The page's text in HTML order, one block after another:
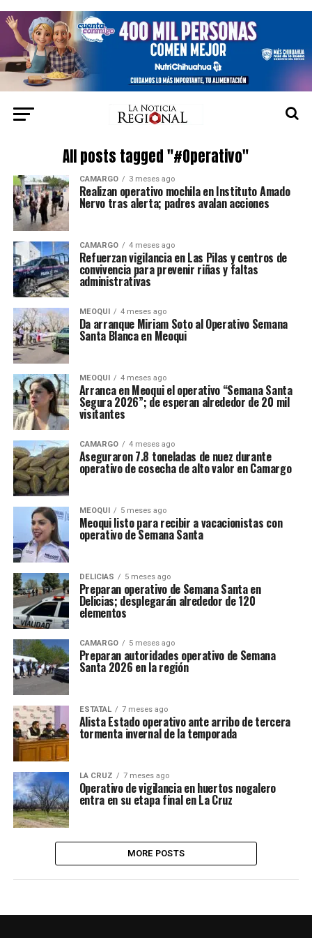
All posts tagged "#Operativo"
CAMARGO 3 meses ago
Realizan operativo mochila en Instituto Amado
Nervo tras alerta; padres avalan acciones
CAMARGO 4 meses ago
Refuerzan vigilancia en Las Pilas y centros de
convivencia para prevenir riñas y faltas
administrativas
MEOQUI 4 meses ago
Da arranque Miriam Soto al Operativo Semana
Santa Blanca en Meoqui
MEOQUI 4 meses ago
Arranca en Meoqui el operativo “Semana Santa
Segura 2026”; de esperan alrededor de 20 mil
visitantes
CAMARGO 4 meses ago
Aseguraron 7.8 toneladas de nuez durante
operativo de cosecha de alto valor en Camargo
MEOQUI 5 meses ago
Meoqui listo para recibir a vacacionistas con
operativo de Semana Santa
DELICIAS 5 meses ago
Preparan operativo de Semana Santa en
Delicias; desplegarán alrededor de 120
elementos
CAMARGO 5 meses ago
Preparan autoridades operativo de Semana
Santa 2026 en la región
ESTATAL 7 meses ago
Alista Estado operativo ante arribo de tercera
tormenta invernal de la temporada
LA CRUZ 7 meses ago
Operativo de vigilancia en huertos nogalero
entra en su etapa final en La Cruz
MORE POSTS